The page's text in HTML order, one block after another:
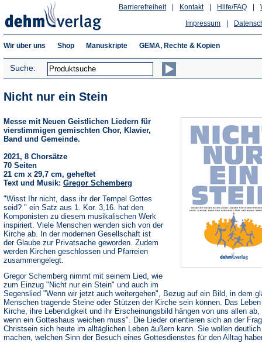
Hilfe/FAQ
Kontakt
Barrierefreiheit
Impressum
Wir über uns Shop Manuskripte GEMA, Rechte & Kopien
Suche:
Nicht nur ein Stein
Messe mit Neuen Geistlichen Liedern für
vierstimmigen gemischten Chor, Klavier,
Band und Gemeinde.
2021, 8 Chorsätze
70 Seiten
21 cm x 29,7 cm, geheftet
Text und Musik: Gregor Schemberg
"Wisst Ihr nicht, dass ihr der Tempel Gottes
seid? " ein Satz aus 1. Kor. 3,16. hat den
Komponisten zu diesem musikalischen Werk
inspiriert. Viele Menschen wenden sich von der
Kirche ab. In der modernen Gesellschaft ist
der Glaube zur Privatsache geworden. Zudem
werden Kirchen geschlossen und Pfarreien
zusammengelegt.
Gregor Schemberg nimmt mit seinem Lied, wie
zum Einzug "Nicht nur ein Stein" und auch im
Segenslied "Wenn wir jetzt auch weitergehen", Bezug auf ein Bild, in dem
Menschen tragende Steine oder Stützen der Kirche sein können. Das
Kirche, ihre Lebendigkeit und ihr Erscheinungsbild hängen von uns allen
wenn ein Gotteshaus weichen muss". Die Lieder orientieren sich an der
Christsein sich heute im alltäglichen Leben äußern kann. Sie wollen deutlich
machen, welchen Sinn der Besuch eines Gottesdienstes für den Alltag